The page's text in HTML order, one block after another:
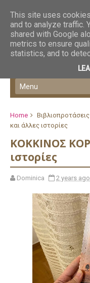
Home Βιβλιοπροτάσεις
και άλλες ιστορίες
ΚΟΚΚΙΝΟΣ
ιστορίες
Dominica 2 years ago
This site uses
and to analyze traffic.
shared with Google
metrics to ensure
statistics, and to